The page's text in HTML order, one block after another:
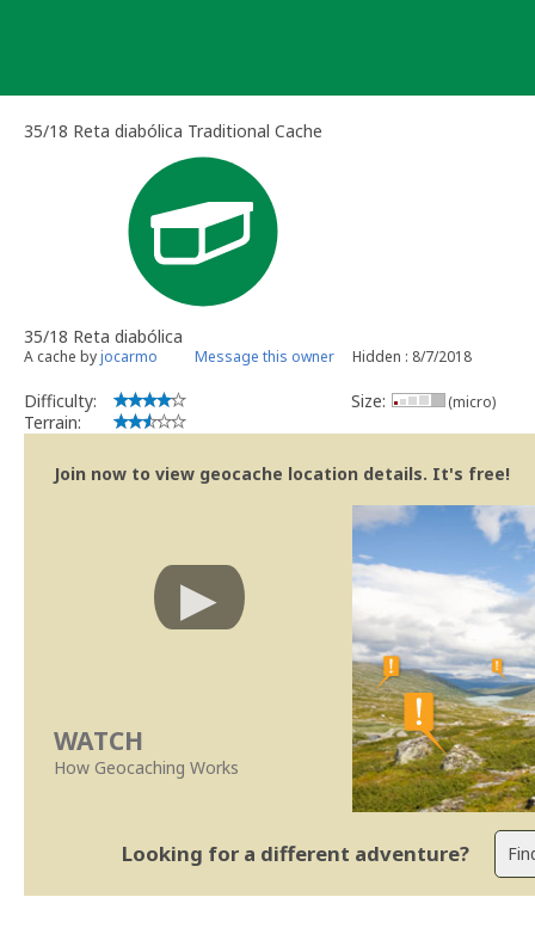
35/18 Reta diabólica Traditional Cache
35/18 Reta diabólica
A cache byjocarmo Message this owner Hidden : 8/7/2018
Difficulty:
Terrain:
Size: (micro)
Join now to view geocache location details. It's free!
WATCH
How Geocaching Works
Looking for a different adventure?